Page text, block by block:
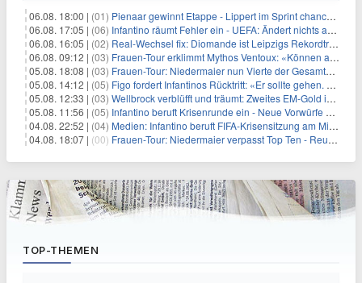
06.08. 18:00 | (01) Pienaar gewinnt Etappe - Lippert im Sprint chancenlos
06.08. 17:05 | (06) Infantino räumt Fehler ein - UEFA: Ändert nichts an Boykott
06.08. 16:05 | (02) Real-Wechsel fix: Diomande ist Leipzigs Rekordtransfer
06.08. 09:12 | (03) Frauen-Tour erklimmt Mythos Ventoux: «Können alles schaffen»
05.08. 18:08 | (03) Frauen-Tour: Niedermaier nun Vierte der Gesamtwertung
05.08. 14:12 | (05) Figo fordert Infantinos Rücktritt: «Er sollte gehen. Jetzt»
05.08. 12:33 | (03) Wellbrock verblüfft und träumt: Zweites EM-Gold in Paris
05.08. 11:56 | (05) Infantino beruft Krisenrunde ein - Neue Vorwürfe gegen FIFA
04.08. 22:52 | (04) Medien: Infantino beruft FIFA-Krisensitzung am Mittwoch ein
04.08. 18:07 | (00) Frauen-Tour: Niedermaier verpasst Top Ten - Reusser siegt
TOP-THEMEN